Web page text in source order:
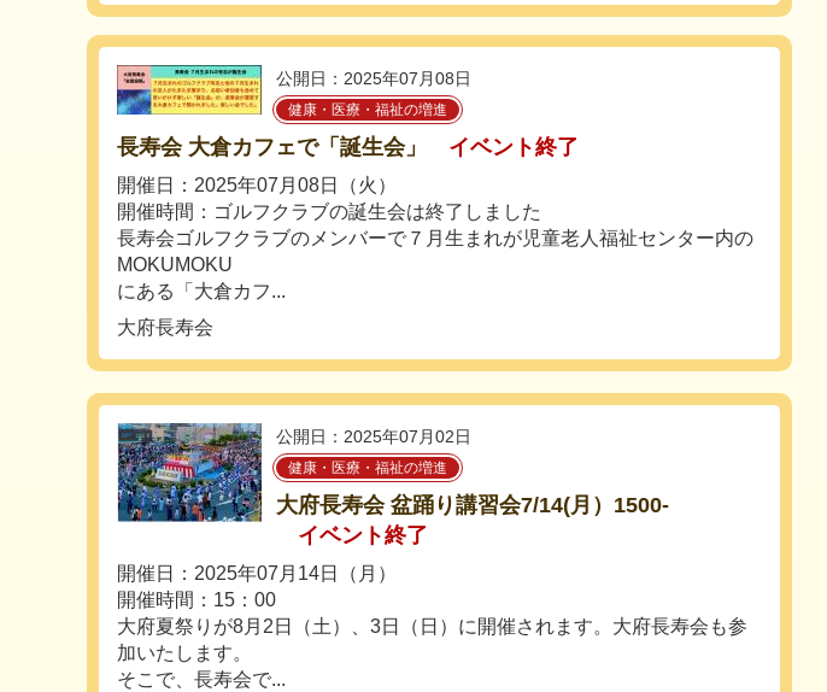
公開日：2025年07月08日
健康・医療・福祉の増進
長寿会 大倉カフェで「誕生会」 イベント終了
開催日：2025年07月08日（火）
開催時間：ゴルフクラブの誕生会は終了しました
長寿会ゴルフクラブのメンバーで７月生まれが児童老人福祉センター内の
MOKUMOKU
にある「大倉カフ...
大府長寿会
公開日：2025年07月02日
健康・医療・福祉の増進
大府長寿会 盆踊り講習会7/14(月）1500-
イベント終了
開催日：2025年07月14日（月）
開催時間：15：00
大府夏祭りが8月2日（土）、3日（日）に開催されます。大府長寿会も参
加いたします。
そこで、長寿会で...